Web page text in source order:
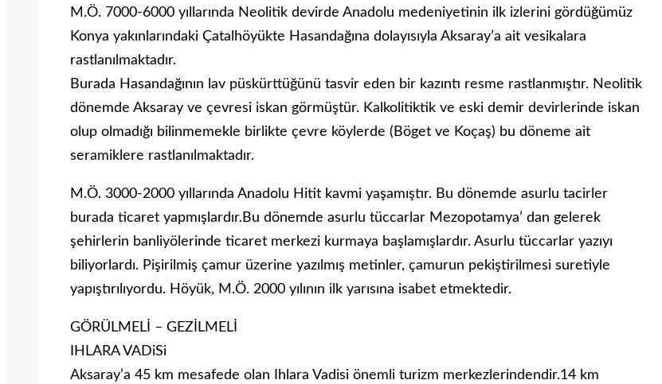
M.Ö. 7000-6000 yıllarında Neolitik devirde Anadolu medeniyetinin ilk izlerini gördüğümüz
Konya yakınlarındaki Çatalhöyükte Hasandağına dolayısıyla Aksaray’a ait vesikalara
rastlanılmaktadır.
Burada Hasandağının lav püskürttüğünü tasvir eden bir kazıntı resme rastlanmıştır. Neolitik
dönemde Aksaray ve çevresi iskan görmüştür. Kalkolitiktik ve eski demir devirlerinde iskan
olup olmadığı bilinmemekle birlikte çevre köylerde (Böget ve Koçaş) bu döneme ait
seramiklere rastlanılmaktadır.
M.Ö. 3000-2000 yıllarında Anadolu Hitit kavmi yaşamıştır. Bu dönemde asurlu tacirler
burada ticaret yapmışlardır.Bu dönemde asurlu tüccarlar Mezopotamya’ dan gelerek
şehirlerin banliyölerinde ticaret merkezi kurmaya başlamışlardır. Asurlu tüccarlar yazıyı
biliyorlardı. Pişirilmiş çamur üzerine yazılmış metinler, çamurun pekiştirilmesi suretiyle
yapıştırılıyordu. Höyük, M.Ö. 2000 yılının ilk yarısına isabet etmektedir.
GÖRÜLMELİ – GEZİLMELİ
IHLARA VADiSi
Aksaray’a 45 km mesafede olan Ihlara Vadisi önemli turizm merkezlerindendir.14 km